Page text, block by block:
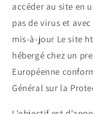
accéder au site en
pas de virus et
mis-à-jour Le site
hébergé chez un
Européenne
Général sur la